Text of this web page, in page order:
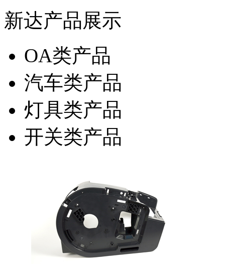
新达产品展示
OA类产品
汽车类产品
灯具类产品
开关类产品